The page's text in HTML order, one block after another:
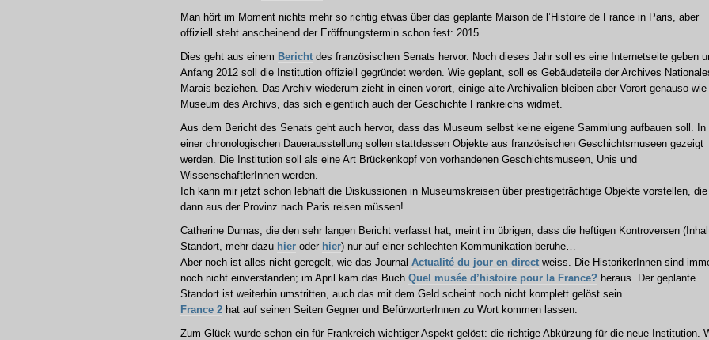
Man hört im Moment nichts mehr so richtig etwas über das geplante Maison de l’Histoire de France in Paris, aber
offiziell steht anscheinend der Eröffnungstermin schon fest: 2015.
Dies geht aus einem Bericht des französischen Senats hervor. Noch dieses Jahr soll es eine Internetseite geben
Anfang 2012 soll die Institution offiziell gegründet werden. Wie geplant, soll es Gebäudeteile der Archives
Marais beziehen. Das Archiv wiederum zieht in einen vorort, einige alte Archivalien bleiben aber Vorort genauso wie
Museum des Archivs, das sich eigentlich auch der Geschichte Frankreichs widmet.
Aus dem Bericht des Senats geht auch hervor, dass das Museum selbst keine eigene Sammlung aufbauen soll. In
einer chronologischen Dauerausstellung sollen stattdessen Objekte aus französischen Geschichtsmuseen gezeigt
werden. Die Institution soll als eine Art Brückenkopf von vorhandenen Geschichtsmuseen, Unis und
WissenschaftlerInnen werden.
Ich kann mir jetzt schon lebhaft die Diskussionen in Museumskreisen über prestigeträchtige Objekte vorstellen, die
dann aus der Provinz nach Paris reisen müssen!
Catherine Dumas, die den sehr langen Bericht verfasst hat, meint im übrigen, dass die heftigen Kontroversen
Standort, mehr dazu hier oder hier) nur auf einer schlechten Kommunikation beruhe…
Aber noch ist alles nicht geregelt, wie das Journal Actualité du jour en direct weiss. Die HistorikerInnen sind
noch nicht einverstanden; im April kam das Buch Quel musée d’histoire pour la France? heraus. Der geplante
Standort ist weiterhin umstritten, auch das mit dem Geld scheint noch nicht komplett gelöst sein.
France 2 hat auf seinen Seiten Gegner und BefürworterInnen zu Wort kommen lassen.
Zum Glück wurde schon ein für Frankreich wichtiger Aspekt gelöst: die richtige Abkürzung für die neue Institution.